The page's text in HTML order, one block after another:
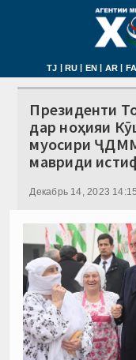
TJ | RU | EN | AR |
Президенти
дар ноҳияи
муосири
мавриди
Декабрь 14, 2023 14:15